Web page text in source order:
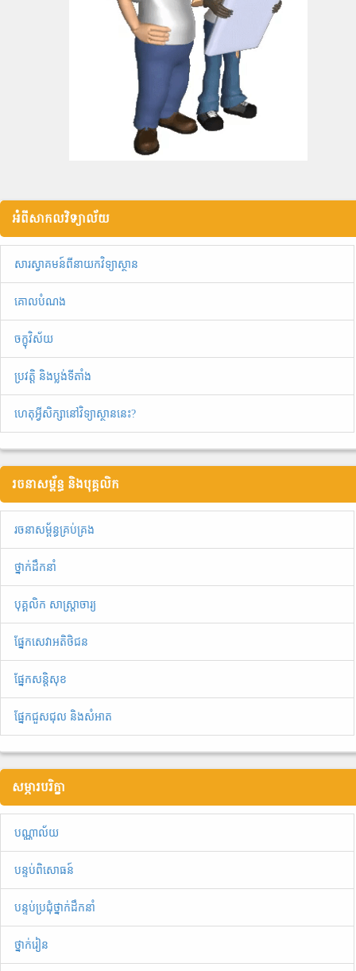
អំពីសាកលវិទ្យាល័យ
សារស្វាគមន៍ពីនាយកវិទ្យាស្ថាន
គោលបំណង
ចក្ខុវិស័យ
ប្រវត្តិ និងប្លង់ទីតាំង
ហេតុអ្វីសិក្សានៅវិទ្យាស្ថាននេះ?
រចនាសម្ព័ន្ធ និងបុគ្គលិក
រចនាសម្ព័ន្ធគ្រប់គ្រង
ថ្នាក់ដឹកនាំ
បុគ្គលិក សាស្ត្រាចារ្យ
ផ្នែកសេវាអតិថិជន
ផ្នែកសន្តិសុខ
ផ្នែកជួសជុល និងសំអាត
សម្ភារបរិក្ខា
បណ្ណាល័យ
បន្ទប់ពិសោធន៍
បន្ទប់ប្រជុំថ្នាក់ដឹកនាំ
ថ្នាក់រៀន